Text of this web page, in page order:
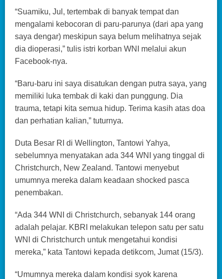
“Suamiku, Jul, tertembak di banyak tempat dan
mengalami kebocoran di paru-parunya (dari apa yang
saya dengar) meskipun saya belum melihatnya sejak
dia dioperasi,” tulis istri korban WNI melalui akun
Facebook-nya.
“Baru-baru ini saya disatukan dengan putra saya, yang
memiliki luka tembak di kaki dan punggung. Dia
trauma, tetapi kita semua hidup. Terima kasih atas doa
dan perhatian kalian,” tuturnya.
Duta Besar RI di Wellington, Tantowi Yahya,
sebelumnya menyatakan ada 344 WNI yang tinggal di
Christchurch, New Zealand. Tantowi menyebut
umumnya mereka dalam keadaan shocked pasca
penembakan.
“Ada 344 WNI di Christchurch, sebanyak 144 orang
adalah pelajar. KBRI melakukan telepon satu per satu
WNI di Christchurch untuk mengetahui kondisi
mereka,” kata Tantowi kepada detikcom, Jumat (15/3).
“Umumnya mereka dalam kondisi syok karena